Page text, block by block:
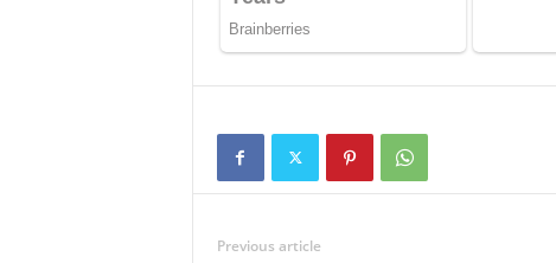
Previous article